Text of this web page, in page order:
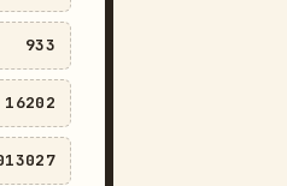
933
16202